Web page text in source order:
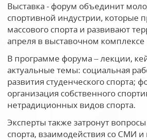
Выставка - форум объединит
спортивной индустрии, которые
массового спорта и развивают
апреля в выставочном
В программе форума – лекции,
актуальные темы: социальная
развития студенческого спорта;
организация собственного
нетрадиционных видов спорта.
Эксперты также затронут
спорта, взаимодействия со СМИ